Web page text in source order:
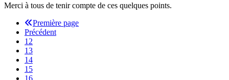
Merci à tous de tenir compte de ces quelques points.
Première page
Précédent
12
13
14
15
16